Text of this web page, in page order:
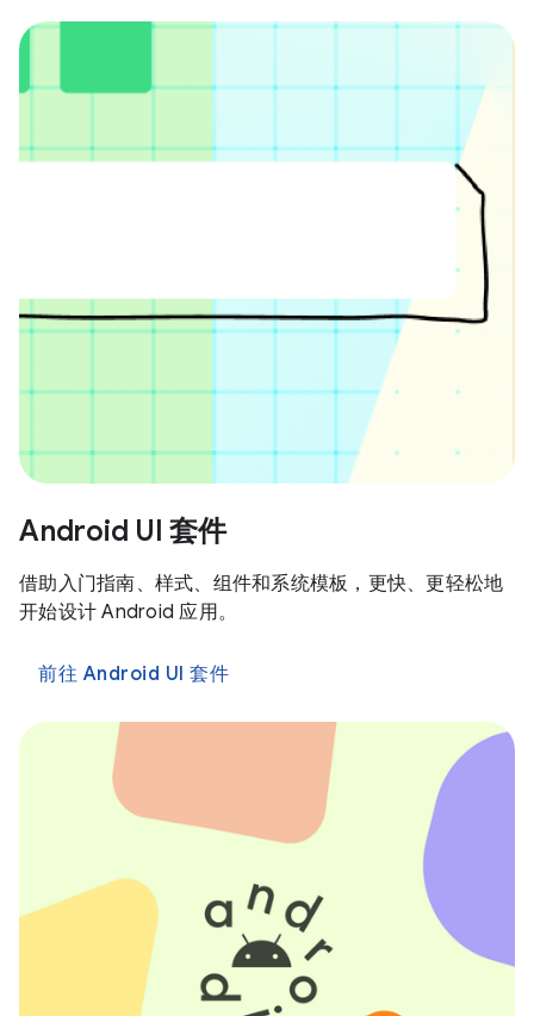
Android UI 套件
借助入门指南、样式、组件和系统模板，更快、更轻松地
开始设计 Android 应用。
前往 Android UI 套件